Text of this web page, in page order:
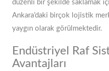
düzenli bir şekilde saklamak
Ankara’daki birçok lojistik
yaygın olarak görülmektedir.
Endüstriyel Raf
Avantajları